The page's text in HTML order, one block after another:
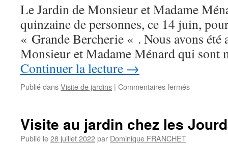
2003
Le Jardin de Monsieur et Madame
quinzaine de personnes, ce 14 juin,
« Grande Bercherie « . Nous avons été
Monsieur et Madame Ménard qui
Continuer la lecture →
Publié dansVisite de jardins | Commentaires ferméssur
Oisème
Visite au jardin chez les
Publié le28 juillet 2022par Dominique FRANCHET